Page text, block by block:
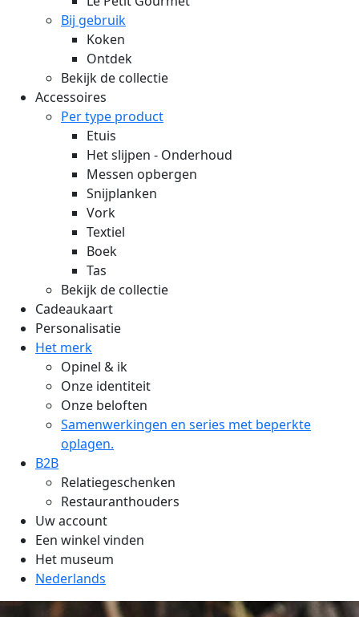
Bij gebruik
Koken
Ontdek
Bekijk de collectie
Accessoires
Per type product
Etuis
Het slijpen - Onderhoud
Messen opbergen
Snijplanken
Vork
Textiel
Boek
Tas
Bekijk de collectie
Cadeaukaart
Personalisatie
Het merk
Opinel & ik
Onze identiteit
Onze beloften
Samenwerkingen en series met beperkte
oplagen.
B2B
Relatiegeschenken
Restauranthouders
Uw account
Een winkel vinden
Het museum
Nederlands